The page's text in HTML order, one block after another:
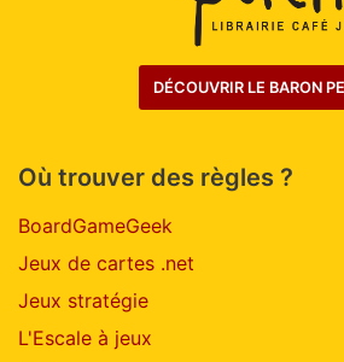
DÉCOUVRIR LE BARON
Où trouver des règles ?
BoardGameGeek
Jeux de cartes .net
Jeux stratégie
L'Escale à jeux